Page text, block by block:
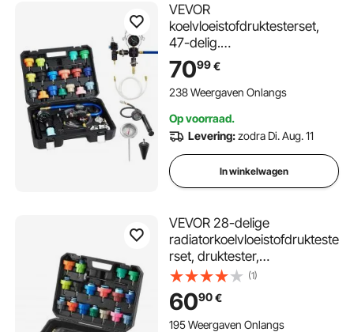
VEVOR
koelvloeistofdruktesterset,
47-delig.
Koelvloeistofvulapparaat met
3 metalen adapters,
universeel toepasbaar,
autokoelsystemen, met
drukpomp en kunststofvuller.
7099€
238 Weergaven Onlangs
Op voorraad.
Levering:zodra Di. Aug. 11
In winkelwagen
VEVOR 28-delige
radiatorkoelvloeistofdrukteste
rset, druktester,
koelwatervulapparaat,
radiatorontluchter,
koelsysteemtester inclusief
thermometer, 17 metalen
(1)
6090€
195 Weergaven Onlangs